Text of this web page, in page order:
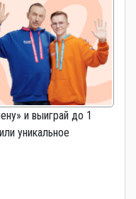
и выиграй до 1
уникальное